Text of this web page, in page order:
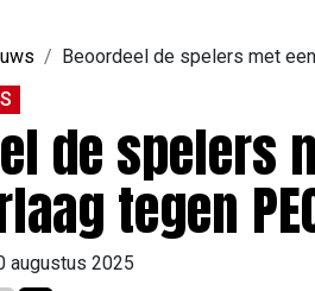
Beoordeel de spelers met
de spelers
tegen
augustus 2025